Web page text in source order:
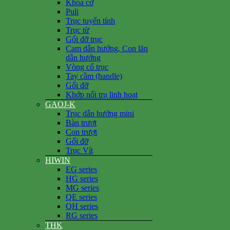
Khóa cơ
Puli
Trục tuyến tính
Trục từ
Gối đỡ trục
Cam dẫn hướng, Con lăn
dẫn hướng
Vòng cổ trục
Tay cầm (handle)
Gối đỡ
Khớp nối trụ linh hoạt
GAOJ-K
Trục dẫn hướng mini
Bàn trượt
Con trượt
Gối đỡ
Trục Vít
HIWIN
EG series
HG series
MG series
QE series
QH series
RG series
THK